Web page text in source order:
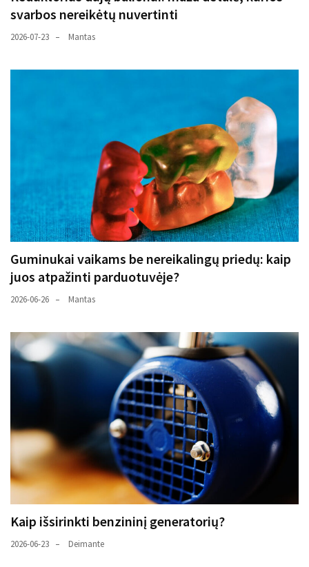
svarbos nereikėtų nuvertinti
2026-07-23 Mantas
Guminukai vaikams be nereikalingų priedų: kaip
juos atpažinti parduotuvėje?
2026-06-26 Mantas
Kaip išsirinkti benzininį generatorių?
2026-06-23 Deimante